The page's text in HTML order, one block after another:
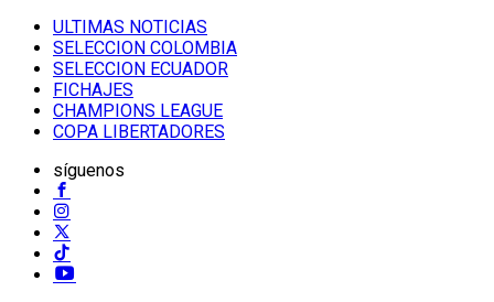
ULTIMAS NOTICIAS
SELECCION COLOMBIA
SELECCION ECUADOR
FICHAJES
CHAMPIONS LEAGUE
COPA LIBERTADORES
síguenos